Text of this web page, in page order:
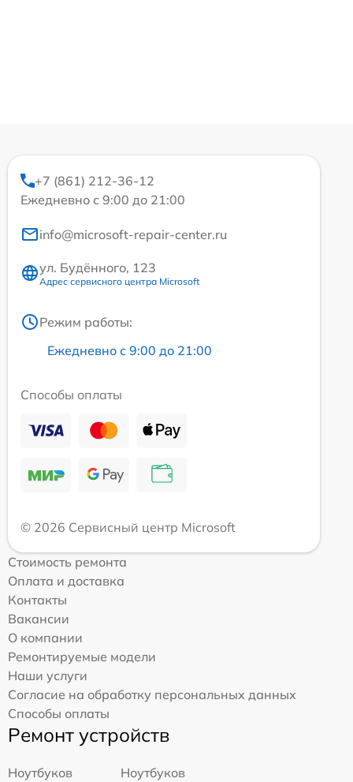
+7 (861) 212-36-12
Ежедневно с 9:00 до 21:00
info@microsoft-repair-center.ru
ул. Будённого, 123
Адрес сервисного центра Microsoft
Режим работы:
Ежедневно с 9:00 до 21:00
Способы оплаты
© 2026 Сервисный центр Microsoft
Стоимость ремонта
Оплата и доставка
Контакты
Вакансии
О компании
Ремонтируемые модели
Наши услуги
Согласие на обработку персональных данных
Способы оплаты
Ремонт устройств
Ноутбуков
Ноутбуков